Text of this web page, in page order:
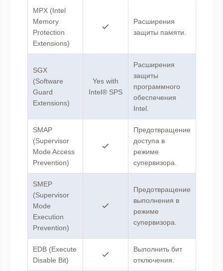
MPX (Intel
Memory
Protection
Extensions)
Расширения
защиты памяти.
SGX
(Software
Guard
Extensions)
Yes with
Intel® SPS
Расширения
защиты
программного
обеспечения
Intel.
SMAP
(Supervisor
Mode Access
Prevention)
Предотвращение
доступа в
режиме
супервизора.
SMEP
(Supervisor
Mode
Execution
Prevention)
Предотвращение
выполнения в
режиме
супервизора.
EDB (Execute
Disable Bit)
Выполнить бит
отключения.